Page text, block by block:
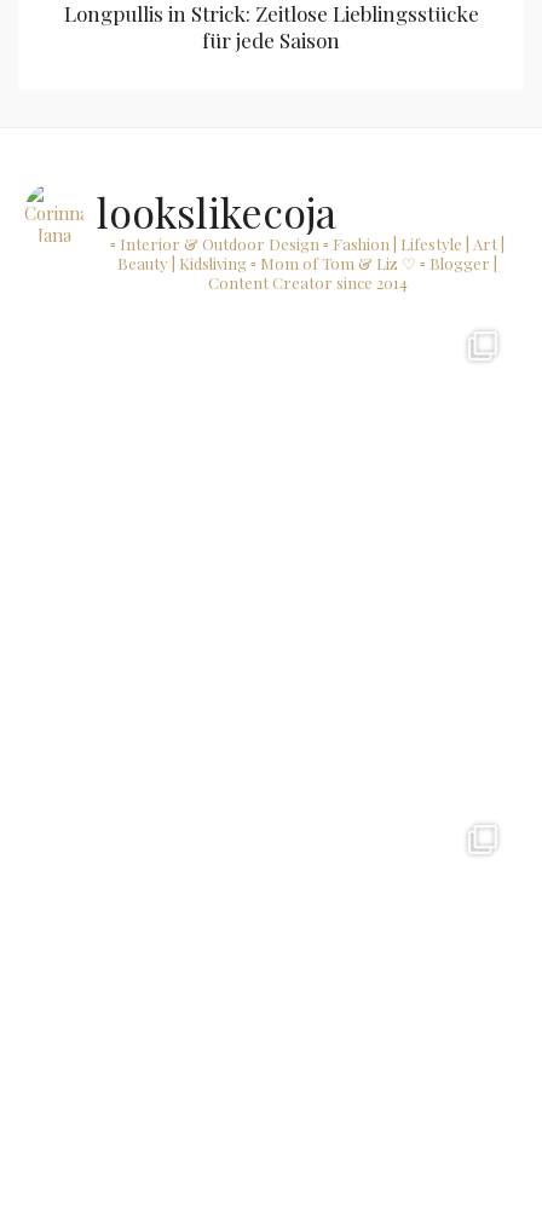
Longpullis in Strick: Zeitlose Lieblingsstücke
für jede Saison
lookslikecoja
▫ Interior & Outdoor Design ▫ Fashion | Lifestyle | Art |
Beauty | Kidsliving▫ Mom of Tom & Liz ♡ ▫ Blogger |
Content Creator since 2014